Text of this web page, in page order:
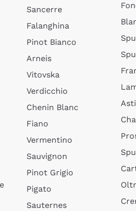
Sancerre
Falanghina
Pinot Bianco
Arneis
Vitovska
Verdicchio
Chenin Blanc
Fiano
Vermentino
Sauvignon
Pinot Grigio
Pigato
Sauternes